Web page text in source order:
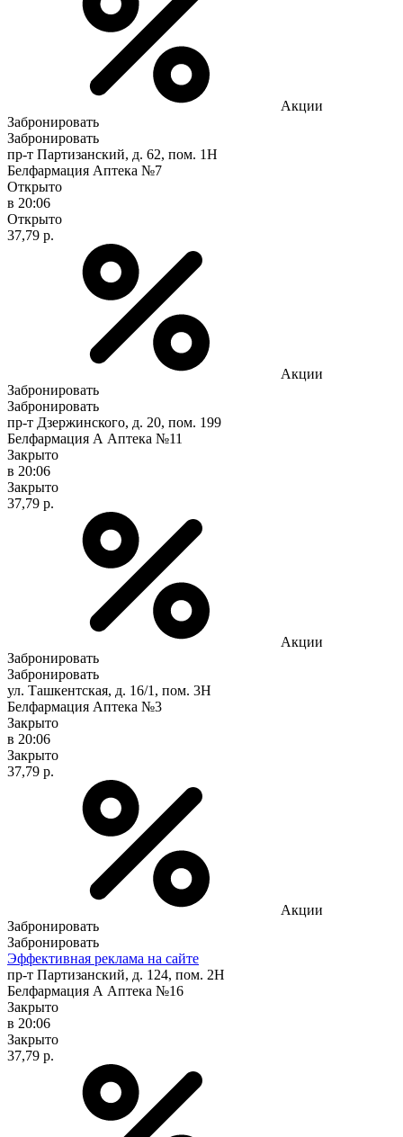
Акции
Забронировать
Забронировать
пр-т Партизанский, д. 62, пом. 1Н
Белфармация Аптека №7
Открыто
в 20:06
Открыто
37,79 р.
Акции
Забронировать
Забронировать
пр-т Дзержинского, д. 20, пом. 199
Белфармация А Аптека №11
Закрыто
в 20:06
Закрыто
37,79 р.
Акции
Забронировать
Забронировать
ул. Ташкентская, д. 16/1, пом. 3Н
Белфармация Аптека №3
Закрыто
в 20:06
Закрыто
37,79 р.
Акции
Забронировать
Забронировать
Эффективная реклама на сайте
пр-т Партизанский, д. 124, пом. 2Н
Белфармация А Аптека №16
Закрыто
в 20:06
Закрыто
37,79 р.